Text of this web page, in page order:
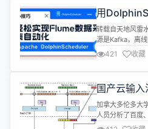
用
Flume数据
转载自天地风雷
源是Kafka，离
数据到HDFS中
Xshell中启动
务很多，二是一
务。 所以经过测
421 收藏
国产云输
上传安全问
加拿大多伦多大
人员分析了百度
Vivo、三星、腾